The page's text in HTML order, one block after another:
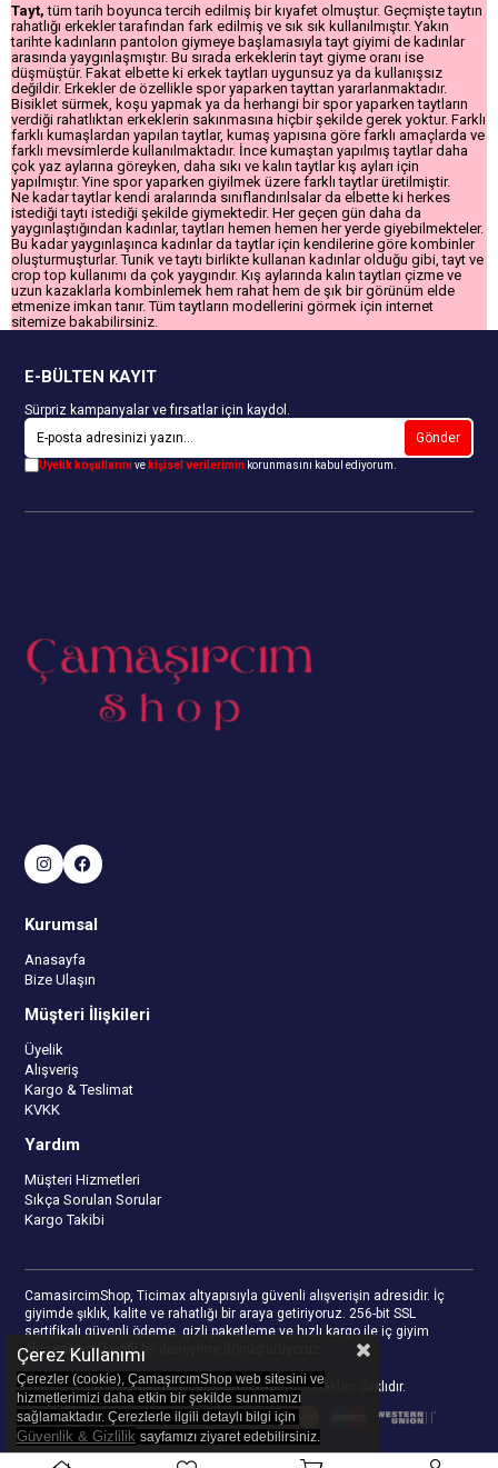
Tayt,tüm tarih boyunca tercih edilmiş bir kıyafet olmuştur. Geçmişte taytın
rahatlığı erkekler tarafından fark edilmiş ve sık sık kullanılmıştır. Yakın
tarihte kadınların pantolon giymeye başlamasıyla tayt giyimi de kadınlar
arasında yaygınlaşmıştır. Bu sırada erkeklerin tayt giyme oranı ise
düşmüştür. Fakat elbette ki erkek taytları uygunsuz ya da kullanışsız
değildir. Erkekler de özellikle spor yaparken tayttan yararlanmaktadır.
Bisiklet sürmek, koşu yapmak ya da herhangi bir spor yaparken taytların
verdiği rahatlıktan erkeklerin sakınmasına hiçbir şekilde gerek yoktur. Farklı
farklı kumaşlardan yapılan taytlar, kumaş yapısına göre farklı amaçlarda ve
farklı mevsimlerde kullanılmaktadır. İnce kumaştan yapılmış taytlar daha
çok yaz aylarına göreyken, daha sıkı ve kalın taytlar kış ayları için
yapılmıştır. Yine spor yaparken giyilmek üzere farklı taytlar üretilmiştir.
Ne kadar taytlar kendi aralarında sınıflandırılsalar da elbette ki herkes
istediği taytı istediği şekilde giymektedir. Her geçen gün daha da
yaygınlaştığından kadınlar, taytları hemen hemen her yerde giyebilmekteler.
Bu kadar yaygınlaşınca kadınlar da taytlar için kendilerine göre kombinler
oluşturmuşturlar. Tunik ve taytı birlikte kullanan kadınlar olduğu gibi, tayt ve
crop top kullanımı da çok yaygındır. Kış aylarında kalın taytları çizme ve
uzun kazaklarla kombinlemek hem rahat hem de şık bir görünüm elde
etmenize imkan tanır. Tüm taytların modellerini görmek için internet
sitemize bakabilirsiniz.
E-BÜLTEN KAYIT
Sürpriz kampanyalar ve fırsatlar için kaydol.
Gönder
Üyelik koşullarınıve kişisel verilerimin korunmasını kabul ediyorum.
Kurumsal
Anasayfa
Bize Ulaşın
Müşteri İlişkileri
Üyelik
Alışveriş
Kargo & Teslimat
KVKK
Yardım
Müşteri Hizmetleri
Sıkça Sorulan Sorular
Kargo Takibi
CamasircimShop, Ticimax altyapısıyla güvenli alışverişin adresidir. İç
giyimde şıklık, kalite ve rahatlığı bir araya getiriyoruz. 256-bit SSL
sertifikalı güvenli ödeme, gizli paketleme ve hızlı kargo ile iç giyim
alışverişinizi keyifli bir deneyime dönüştürüyoruz.
© 2023camasircimshop.com- Tüm Hakları Saklıdır.
Çerez Kullanımı
Çerezler (cookie), ÇamaşırcımShop web sitesini ve
hizmetlerimizi daha etkin bir şekilde sunmamızı
sağlamaktadır. Çerezlerle ilgili detaylı bilgi için
Güvenlik & Gizlilik sayfamızı ziyaret edebilirsiniz.